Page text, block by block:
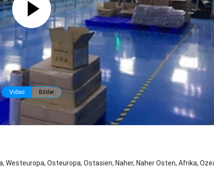
Video Bilder
Westeuropa, Osteuropa, Ostasien, Naher, Naher Osten, Afrika,